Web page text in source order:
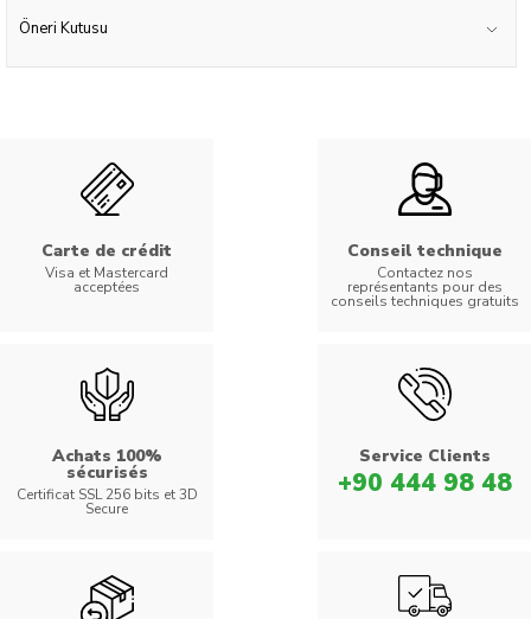
Öneri Kutusu
Carte de crédit
Visa et Mastercard
acceptées
Conseil technique
Contactez nos
représentants pour des
conseils techniques gratuits
Achats 100%
sécurisés
Certificat SSL 256 bits et 3D
Secure
Service Clients
+90 444 98 48